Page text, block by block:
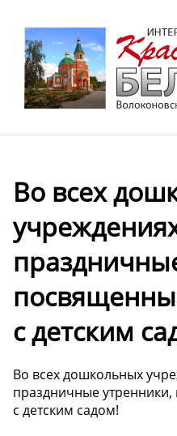
Во всех
с детским
Во всех дошкольных
праздничные
с детским садом!